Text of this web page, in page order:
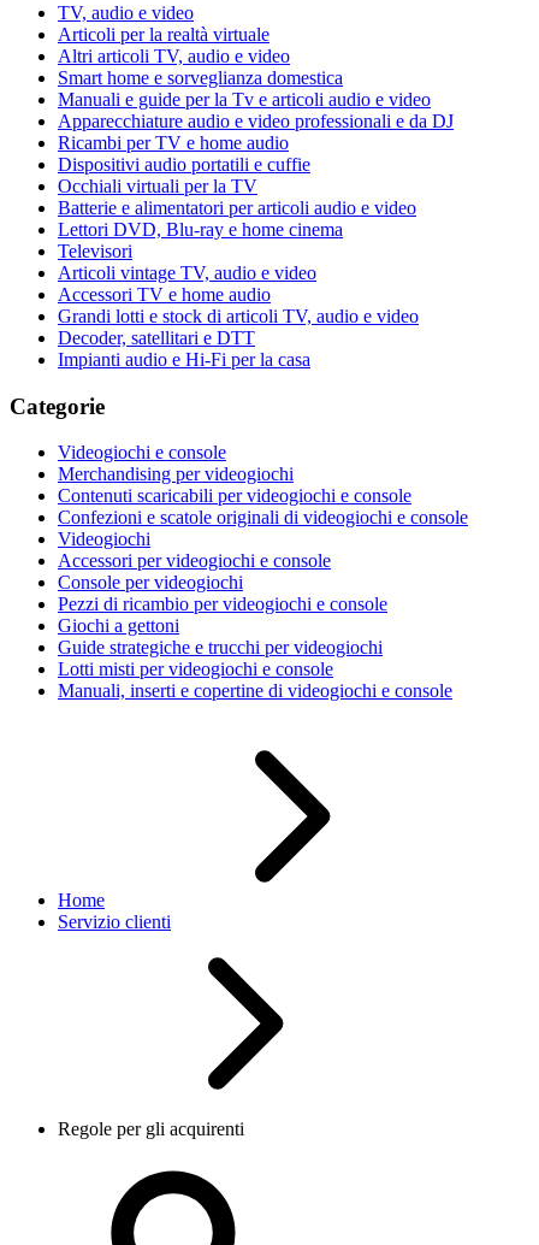
TV, audio e video
Articoli per la realtà virtuale
Altri articoli TV, audio e video
Smart home e sorveglianza domestica
Manuali e guide per la Tv e articoli audio e video
Apparecchiature audio e video professionali e da DJ
Ricambi per TV e home audio
Dispositivi audio portatili e cuffie
Occhiali virtuali per la TV
Batterie e alimentatori per articoli audio e video
Lettori DVD, Blu-ray e home cinema
Televisori
Articoli vintage TV, audio e video
Accessori TV e home audio
Grandi lotti e stock di articoli TV, audio e video
Decoder, satellitari e DTT
Impianti audio e Hi-Fi per la casa
Categorie
Videogiochi e console
Merchandising per videogiochi
Contenuti scaricabili per videogiochi e console
Confezioni e scatole originali di videogiochi e console
Videogiochi
Accessori per videogiochi e console
Console per videogiochi
Pezzi di ricambio per videogiochi e console
Giochi a gettoni
Guide strategiche e trucchi per videogiochi
Lotti misti per videogiochi e console
Manuali, inserti e copertine di videogiochi e console
Home
Servizio clienti
Regole per gli acquirenti